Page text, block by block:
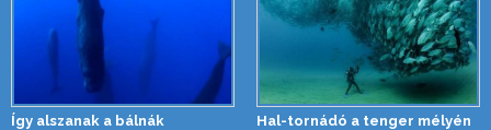
Így alszanak a bálnák Hal-tornádó a tenger mélyén